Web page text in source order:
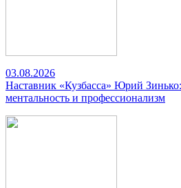
03.08.2026
Наставник «Кузбасса» Юрий
ментальность и профессионализм